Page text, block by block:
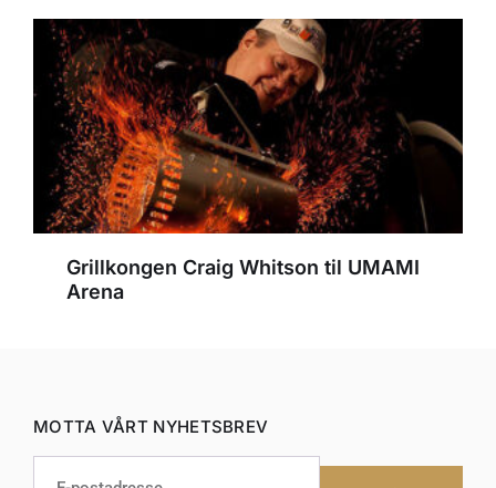
Grillkongen Craig Whitson til UMAMI
Arena
MOTTA VÅRT NYHETSBREV